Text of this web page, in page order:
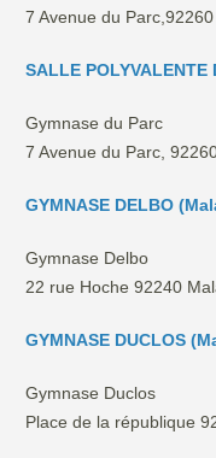
7 Avenue du
SALLE POLYVALENTE
Gymnase du Parc
7 Avenue du Parc,
GYMNASE DELBO
Gymnase Delbo
22 rue Hoche 92240
GYMNASE DUCLOS
Gymnase Duclos
Place de la république